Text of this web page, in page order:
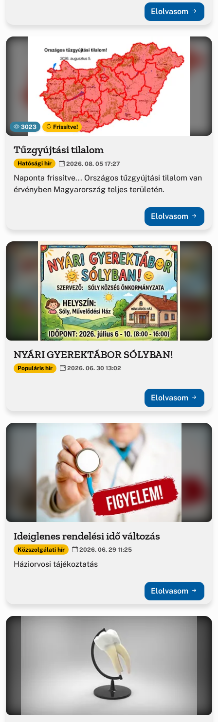
Elolvasom
3023 Frissítve!
Tűzgyújtási tilalom
Hatósági hír 2026. 08. 05 17:27
Naponta frissítve... Országos tűzgyújtási tilalom van
érvényben Magyarország teljes területén.
Elolvasom
NYÁRI GYEREKTÁBOR SÓLYBAN!
Populáris hír 2026. 06. 30 13:02
Elolvasom
Ideiglenes rendelési idő változás
Közszolgálati hír 2026. 06. 29 11:25
Háziorvosi tájékoztatás
Elolvasom